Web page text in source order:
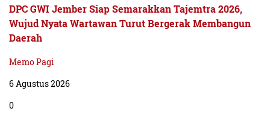
DPC GWI Jember Siap Semarakkan Tajemtra 2026,
Wujud Nyata Wartawan Turut Bergerak Membangun
Daerah
Memo Pagi
6 Agustus 2026
0